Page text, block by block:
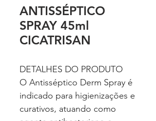
ANTISSÉPTICO
SPRAY 45ml
CICATRISAN
DETALHES DO PRODUTO
O Antisséptico Derm Spray é
indicado para higienizações e
curativos, atuando como